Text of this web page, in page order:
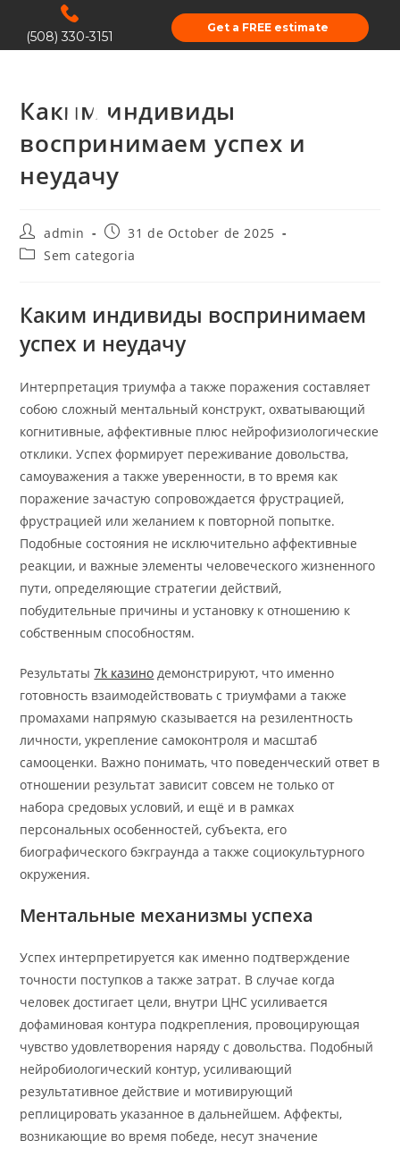
(508) 330-3151
Get a FREE estimate
Каким индивиды
воспринимаем успех и
неудачу
admin
31 de October de 2025
Sem categoria
Каким индивиды воспринимаем
успех и неудачу
Интерпретация триумфа а также поражения составляет
собою сложный ментальный конструкт, охватывающий
когнитивные, аффективные плюс нейрофизиологические
отклики. Успех формирует переживание довольства,
самоуважения а также уверенности, в то время как
поражение зачастую сопровождается фрустрацией,
фрустрацией или желанием к повторной попытке.
Подобные состояния не исключительно аффективные
реакции, и важные элементы человеческого жизненного
пути, определяющие стратегии действий,
побудительные причины и установку к отношению к
собственным способностям.
Результаты7k казино демонстрируют, что именно
готовность взаимодействовать с триумфами а также
промахами напрямую сказывается на резилентность
личности, укрепление самоконтроля и масштаб
самооценки. Важно понимать, что поведенческий ответ в
отношении результат зависит совсем не только от
набора средовых условий, и ещё и в рамках
персональных особенностей, субъекта, его
биографического бэкграунда а также социокультурного
окружения.
Ментальные механизмы успеха
Успех интерпретируется как именно подтверждение
точности поступков а также затрат. В случае когда
человек достигает цели, внутри ЦНС усиливается
дофаминовая контура подкрепления, провоцирующая
чувство удовлетворения наряду с довольства. Подобный
нейробиологический контур, усиливающий
результативное действие и мотивирующий
реплицировать указанное в дальнейшем. Аффекты,
возникающие во время победе, несут значение